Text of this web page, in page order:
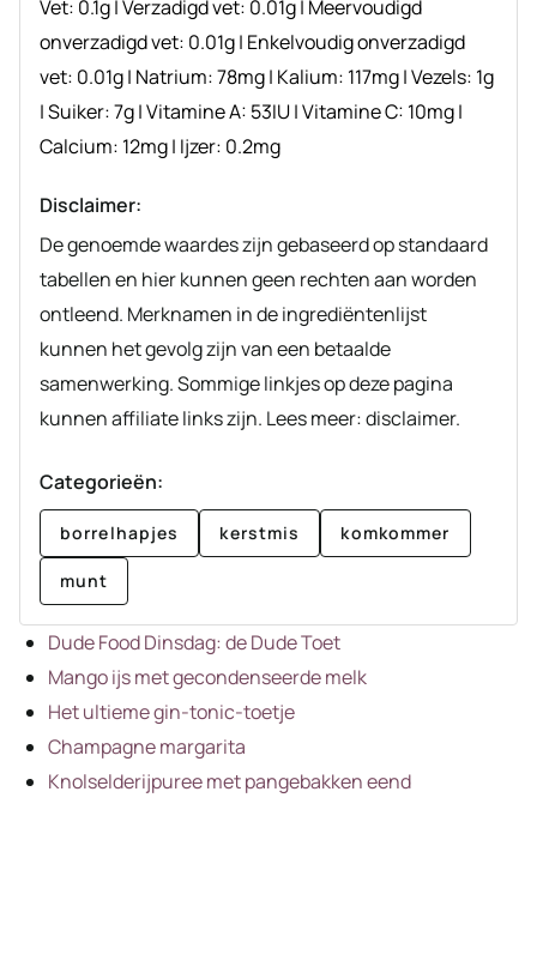
Vet: 0.1g|Verzadigd vet: 0.01g| Meervoudigd
onverzadigd vet: 0.01g| Enkelvoudig onverzadigd
vet: 0.01g| Natrium:78mg| Kalium: 117mg|Vezels: 1g
|Suiker:7g|Vitamine A: 53IU|Vitamine C: 10mg|
Calcium: 12mg| Ijzer: 0.2mg
Disclaimer:
De genoemde waardes zijn gebaseerd op standaard
tabellen en hier kunnen geen rechten aan worden
ontleend. Merknamen in de ingrediëntenlijst
kunnen het gevolg zijn van een betaalde
samenwerking. Sommige linkjes op deze pagina
kunnen affiliate links zijn. Lees meer: disclaimer.
Categorieën:
borrelhapjes kerstmis komkommer
munt
Dude Food Dinsdag: de Dude Toet
Mango ijs met gecondenseerde melk
Het ultieme gin-tonic-toetje
Champagne margarita
Knolselderijpuree met pangebakken eend